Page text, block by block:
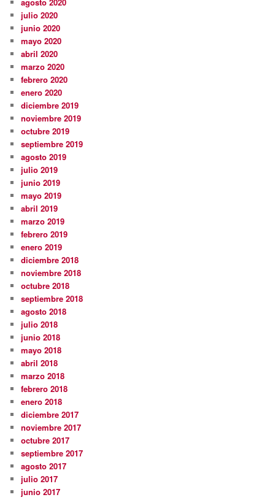
julio 2020
junio 2020
mayo 2020
abril 2020
marzo 2020
febrero 2020
enero 2020
diciembre 2019
noviembre 2019
octubre 2019
septiembre 2019
agosto 2019
julio 2019
junio 2019
mayo 2019
abril 2019
marzo 2019
febrero 2019
enero 2019
diciembre 2018
noviembre 2018
octubre 2018
septiembre 2018
agosto 2018
julio 2018
junio 2018
mayo 2018
abril 2018
marzo 2018
febrero 2018
enero 2018
diciembre 2017
noviembre 2017
octubre 2017
septiembre 2017
agosto 2017
julio 2017
junio 2017